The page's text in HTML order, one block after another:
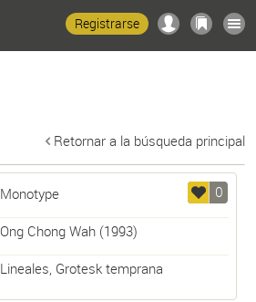
Registrarse
Retornar a la búsqueda principal
0
Monotype
Ong Chong Wah(1993)
Lineales, Grotesk temprana